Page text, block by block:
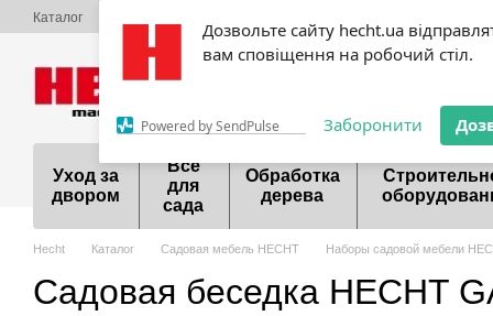
Дозвольте сайту hecht.ua
вам сповіщення на робочий стіл.
Powered by SendPulse Заборонити
Перейти к основному контенту
Каталог
Акции Шоурум Договор публичной
099 700-55-81 098
Уход за
двором
Все
для
сада
Обработка
дерева
Hecht Каталог Садовая мебель HECHT Наборы садовой мебели
Садовая беседка HECHT